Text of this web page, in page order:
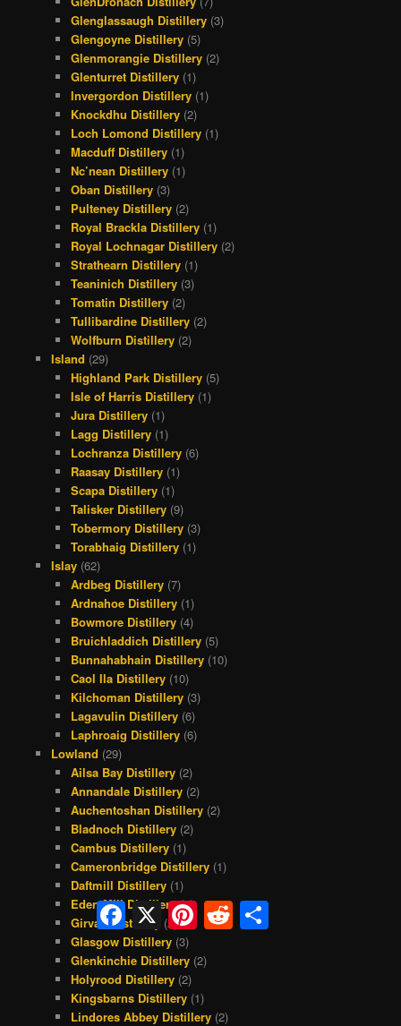
Glenglassaugh Distillery (3)
Glengoyne Distillery (5)
Glenmorangie Distillery (2)
Glenturret Distillery (1)
Invergordon Distillery (1)
Knockdhu Distillery (2)
Loch Lomond Distillery (1)
Macduff Distillery (1)
Nc’nean Distillery (1)
Oban Distillery (3)
Pulteney Distillery (2)
Royal Brackla Distillery (1)
Royal Lochnagar Distillery (2)
Strathearn Distillery (1)
Teaninich Distillery (3)
Tomatin Distillery (2)
Tullibardine Distillery (2)
Wolfburn Distillery (2)
Island (29)
Highland Park Distillery (5)
Isle of Harris Distillery (1)
Jura Distillery (1)
Lagg Distillery (1)
Lochranza Distillery (6)
Raasay Distillery (1)
Scapa Distillery (1)
Talisker Distillery (9)
Tobermory Distillery (3)
Torabhaig Distillery (1)
Islay(62)
Ardbeg Distillery (7)
Ardnahoe Distillery (1)
Bowmore Distillery (4)
Bruichladdich Distillery (5)
Bunnahabhain Distillery (10)
Caol Ila Distillery (10)
Kilchoman Distillery (3)
Lagavulin Distillery (6)
Laphroaig Distillery (6)
Lowland (29)
Ailsa Bay Distillery (2)
Annandale Distillery (2)
Auchentoshan Distillery (2)
Bladnoch Distillery (2)
Cambus Distillery (1)
Cameronbridge Distillery (1)
Daftmill Distillery (1)
Eden Mill Distillery(1)
Girvan Distillery (2)
Glasgow Distillery (3)
Glenkinchie Distillery (2)
Holyrood Distillery (2)
Kingsbarns Distillery (1)
Lindores Abbey Distillery (2)
Facebook
X PinterestReddit